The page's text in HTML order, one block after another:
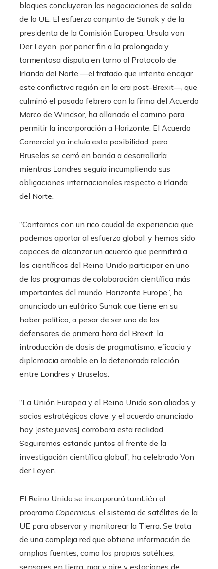
bloques concluyeron las negociaciones de salida
de la UE. El esfuerzo conjunto de Sunak y de la
presidenta de la Comisión Europea, Ursula von
Der Leyen, por poner fin a la prolongada y
tormentosa disputa en torno al Protocolo de
Irlanda del Norte —el tratado que intenta encajar
este conflictiva región en la era post-Brexit—, que
culminó el pasado febrero con la firma del Acuerdo
Marco de Windsor, ha allanado el camino para
permitir la incorporación a Horizonte. El Acuerdo
Comercial ya incluía esta posibilidad, pero
Bruselas se cerró en banda a desarrollarla
mientras Londres seguía incumpliendo sus
obligaciones internacionales respecto a Irlanda
del Norte.
“Contamos con un rico caudal de experiencia que
podemos aportar al esfuerzo global, y hemos sido
capaces de alcanzar un acuerdo que permitirá a
los científicos del Reino Unido participar en uno
de los programas de colaboración científica más
importantes del mundo, Horizonte Europe”, ha
anunciado un eufórico Sunak que tiene en su
haber político, a pesar de ser uno de los
defensores de primera hora del Brexit, la
introducción de dosis de pragmatismo, eficacia y
diplomacia amable en la deteriorada relación
entre Londres y Bruselas.
“La Unión Europea y el Reino Unido son aliados y
socios estratégicos clave, y el acuerdo anunciado
hoy [este jueves] corrobora esta realidad.
Seguiremos estando juntos al frente de la
investigación científica global”, ha celebrado Von
der Leyen.
El Reino Unido se incorporará también al
programa Copernicus, el sistema de satélites de la
UE para observar y monitorear la Tierra. Se trata
de una compleja red que obtiene información de
amplias fuentes, como los propios satélites,
sensores en tierra, mar y aire y estaciones de